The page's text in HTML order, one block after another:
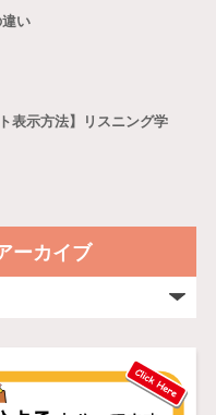
い
表示方法】リスニング学
ーカイブ